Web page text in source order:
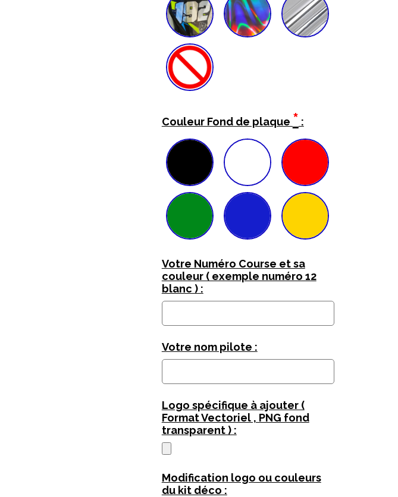
Couleur Fond de plaque * :
Votre Numéro Course et sa
couleur ( exemple numéro 12
blanc ) :
Votre nom pilote :
Logo spécifique à ajouter (
Format Vectoriel , PNG fond
transparent ) :
Modification logo ou couleurs
du kit déco :